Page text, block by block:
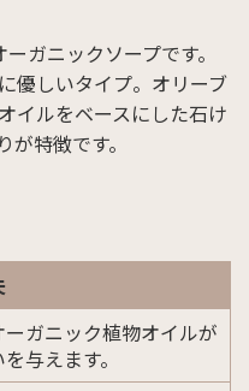
ガニックソープです。
優しいタイプ。オリーブ
イルをベースにした石け
特徴です。
ガニック植物オイルが
与えます。